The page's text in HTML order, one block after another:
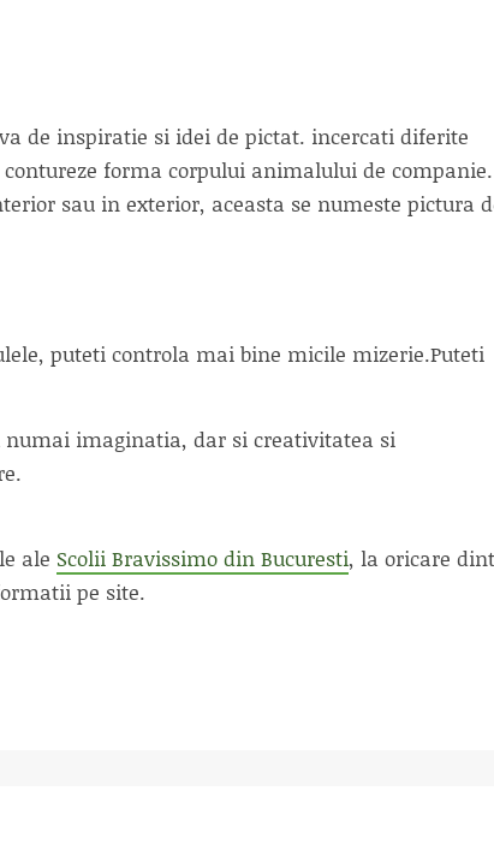
de inspiratie si idei de pictat. incercati diferite
forma corpului animalului de companie.
sau in exterior, aceasta se numeste pictura
puteti controla mai bine micile mizerie.Puteti
imaginatia, dar si creativitatea si
ale Scolii Bravissimo din Bucuresti, la oricare
pe site.